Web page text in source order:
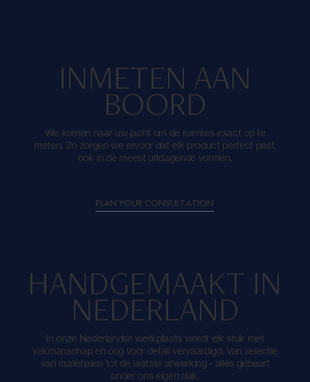
INMETEN AAN
BOORD
We komen naar uw jacht om de ruimtes exact op te
meten. Zo zorgen we ervoor dat elk product perfect past,
ook in de meest uitdagende vormen.
PLAN YOUR CONSULTATION
HANDGEMAAKT IN
NEDERLAND
In onze Nederlandse werkplaats wordt elk stuk met
vakmanschap en oog voor detail vervaardigd. Van selectie
van materialen tot de laatste afwerking - alles gebeurt
onder ons eigen dak.